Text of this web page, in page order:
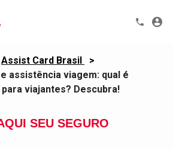
Assist Card Brasil
>
assistência viagem: qual é
viajantes? Descubra!
SEU SEGURO